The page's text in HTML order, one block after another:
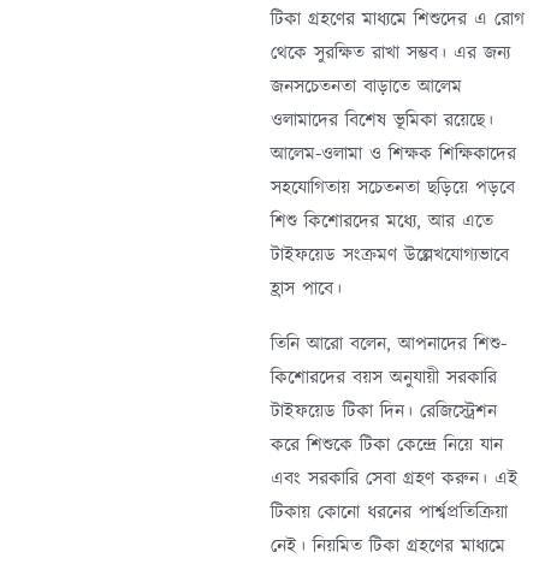
টিকা গ্রহণের মাধ্যমে শিশুদের এ রোগ
থেকে সুরক্ষিত রাখা সম্ভব। এর জন্য
জনসচেতনতা বাড়াতে আলেম
ওলামাদের বিশেষ ভূমিকা রয়েছে।
আলেম-ওলামা ও শিক্ষক শিক্ষিকাদের
সহযোগিতায় সচেতনতা ছড়িয়ে পড়বে
শিশু কিশোরদের মধ্যে, আর এতে
টাইফয়েড সংক্রমণ উল্লেখযোগ্যভাবে
হ্রাস পাবে।
তিনি আরো বলেন, আপনাদের শিশু-
কিশোরদের বয়স অনুযায়ী সরকারি
টাইফয়েড টিকা দিন। রেজিস্ট্রেশন
করে শিশুকে টিকা কেন্দ্রে নিয়ে যান
এবং সরকারি সেবা গ্রহণ করুন। এই
টিকায় কোনো ধরনের পার্শ্বপ্রতিক্রিয়া
নেই। নিয়মিত টিকা গ্রহণের মাধ্যমে